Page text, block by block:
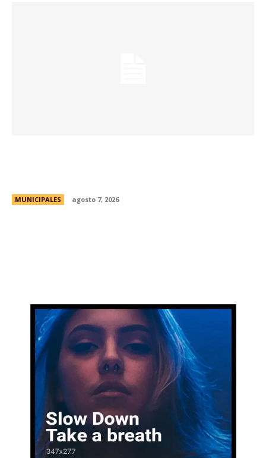
MUNICIPALES agosto 7, 2026